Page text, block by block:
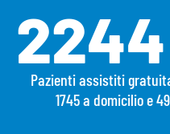
2244
Pazienti assistiti
1745 a domicilio e